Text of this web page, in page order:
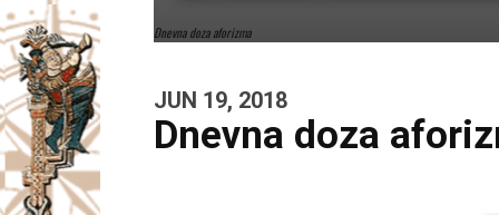
Dnevna doza aforizma
JUN 19, 2018
Dnevna doza